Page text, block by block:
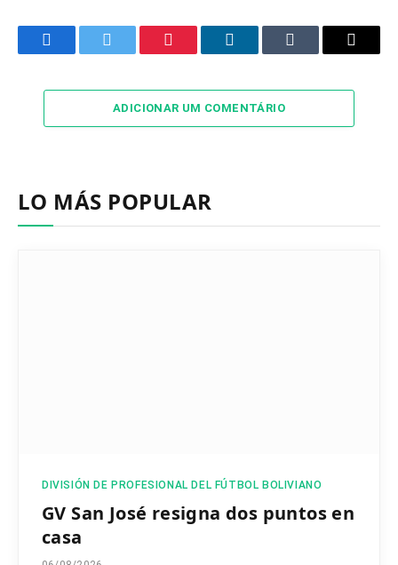
FacebookTwitter Pinterest LinkedInTumblr Email
ADICIONAR UM COMENTÁRIO
LO MÁS POPULAR
DIVISIÓN DE PROFESIONAL DEL FÚTBOL BOLIVIANO
GV San José resigna dos puntos en
casa